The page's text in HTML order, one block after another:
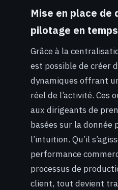
Mise en place de
pilotage en
Grâce à la
est possible de créer
dynamiques offrant
réel de l’activité. Ces
aux dirigeants de
basées sur la donnée
l’intuition. Qu’il
performance
processus de
client, tout devient